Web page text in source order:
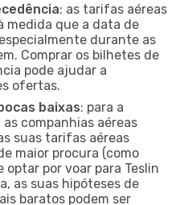
: as tarifas aéreas
medida que a data de
durante as
Comprar os bilhetes de
pode ajudar a
ofertas.
baixas: para a
companhias aéreas
suas tarifas aéreas
maior procura (como
optar por voar para Teslin
as suas hipóteses de
baratos podem ser